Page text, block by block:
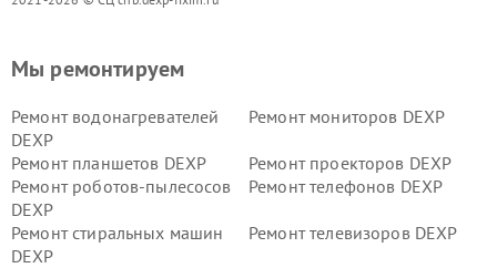
Мы ремонтируем
Ремонт водонагревателей
DEXP
Ремонт мониторов DEXP
Ремонт планшетов DEXP
Ремонт проекторов DEXP
Ремонт роботов-пылесосов
DEXP
Ремонт телефонов DEXP
Ремонт стиральных машин
DEXP
Ремонт телевизоров DEXP